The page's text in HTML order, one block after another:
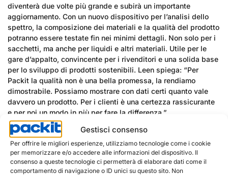
Gestisci consenso
Per offrire le migliori esperienze, utilizziamo tecnologie come i cookie
per memorizzare e/o accedere alle informazioni del dispositivo. Il
consenso a queste tecnologie ci permetterà di elaborare dati come il
comportamento di navigazione o ID unici su questo sito. Non
diventerà due volte più grande e subirà un importante
aggiornamento. Con un nuovo dispositivo per l’analisi dello
spettro, la composizione dei materiali e la qualità del prodotto
potranno essere testate fin nei minimi dettagli. Non solo per i
sacchetti, ma anche per liquidi e altri materiali. Utile per le
gare d’appalto, convincente per i rivenditori e una solida base
per lo sviluppo di prodotti sostenibili. Leen spiega: “Per
Packit la qualità non è una bella promessa, la rendiamo
dimostrabile. Possiamo mostrare con dati certi quanto vale
davvero un prodotto. Per i clienti è una certezza rassicurante
e per noi un modo in più per fare la differenza.”